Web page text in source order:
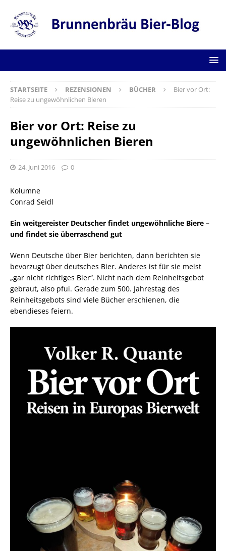
STARTSEITE REZENSIONEN BÜCHER
Bier vor Ort:
Reise zu ungewöhnlichen Bieren
Bier vor Ort: Reise zu
ungewöhnlichen Bieren
24. Juni 2016 0
Kolumne
Conrad Seidl
Ein weitgereister Deutscher findet ungewöhnliche Biere –
und findet sie überraschend gut
Wenn Deutsche über Bier berichten, dann berichten sie
bevorzugt über deutsches Bier. Anderes ist für sie meist
„gar nicht richtiges Bier“. Nicht nach dem Reinheitsgebot
gebraut, also pfui. Gerade zum 500. Jahrestag des
Reinheitsgebots sind viele Bücher erschienen, die
ebendieses feiern.